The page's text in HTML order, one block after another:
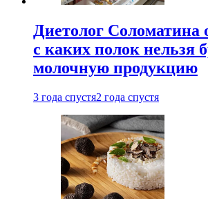
Диетолог Соломатина
с каких полок нельзя
молочную продукцию
3 года спустя2 года спустя